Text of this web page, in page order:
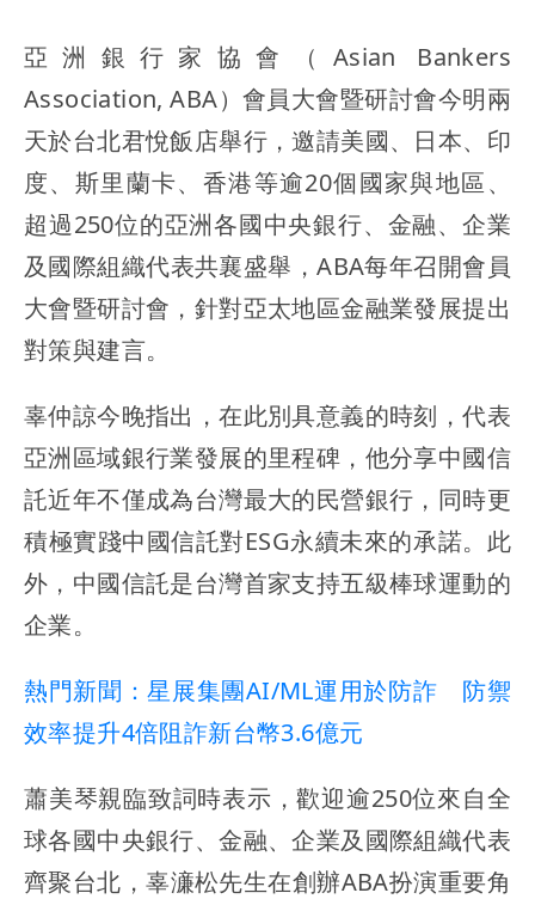
亞洲銀行家協會（Asian Bankers
Association, ABA）會員大會暨研討會今明兩
天於台北君悅飯店舉行，邀請美國、日本、印
度、斯里蘭卡、香港等逾20個國家與地區、
超過250位的亞洲各國中央銀行、金融、企業
及國際組織代表共襄盛舉，ABA每年召開會員
大會暨研討會，針對亞太地區金融業發展提出
對策與建言。
辜仲諒今晚指出，在此別具意義的時刻，代表
亞洲區域銀行業發展的里程碑，他分享中國信
託近年不僅成為台灣最大的民營銀行，同時更
積極實踐中國信託對ESG永續未來的承諾。此
外，中國信託是台灣首家支持五級棒球運動的
企業。
熱門新聞：星展集團AI/ML運用於防詐 防禦
效率提升4倍阻詐新台幣3.6億元
蕭美琴親臨致詞時表示，歡迎逾250位來自全
球各國中央銀行、金融、企業及國際組織代表
齊聚台北，辜濓松先生在創辦ABA扮演重要角